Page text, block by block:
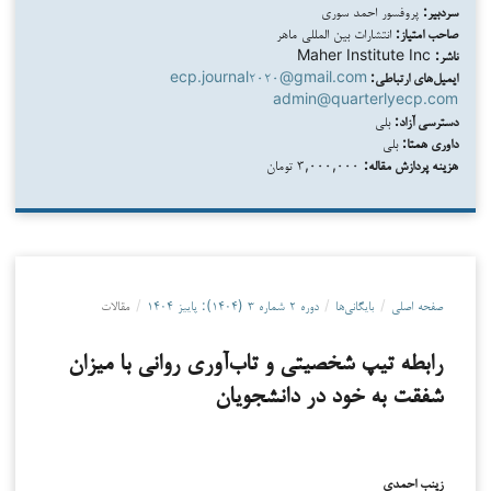
سردبیر: پروفسور احمد سوری
صاحب امتیاز: انتشارات بین المللی ماهر
ناشر:
ایمیل‌های ارتباطی: ecp.journal۲۰۲۰@gmail.com
admin@quarterlyecp.com
دسترسی آزاد: بلی
داوری همتا: بلی
هزینه پردازش مقاله:
صفحه اصلی / بایگانی‌ها / دوره ۲ شماره ۳ (۱۴۰۴): پاییز ۱۴۰۴ / مقالات
رابطه تیپ شخصیتی و تاب‌آوری روانی با میزان
شفقت به خود در دانشجویان
زینب احمدی